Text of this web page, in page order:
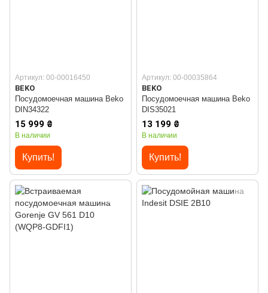
Артикул: 00-00016450
BEKO
Посудомоечная машина Beko
DIN34322
15 999 ₴
В наличии
Купить!
Артикул: 00-00035864
BEKO
Посудомоечная машина Beko
DIS35021
13 199 ₴
В наличии
Купить!